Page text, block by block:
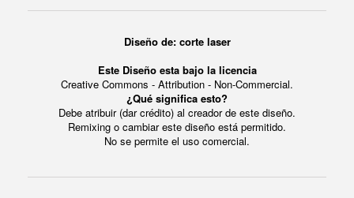
Diseño de: corte laser
Este Diseño esta bajo la licencia
Creative Commons - Attribution - Non-Commercial.
¿Qué significa esto?
Debe atribuir (dar crédito) al creador de este diseño.
Remixing o cambiar este diseño está permitido.
No se permite el uso comercial.